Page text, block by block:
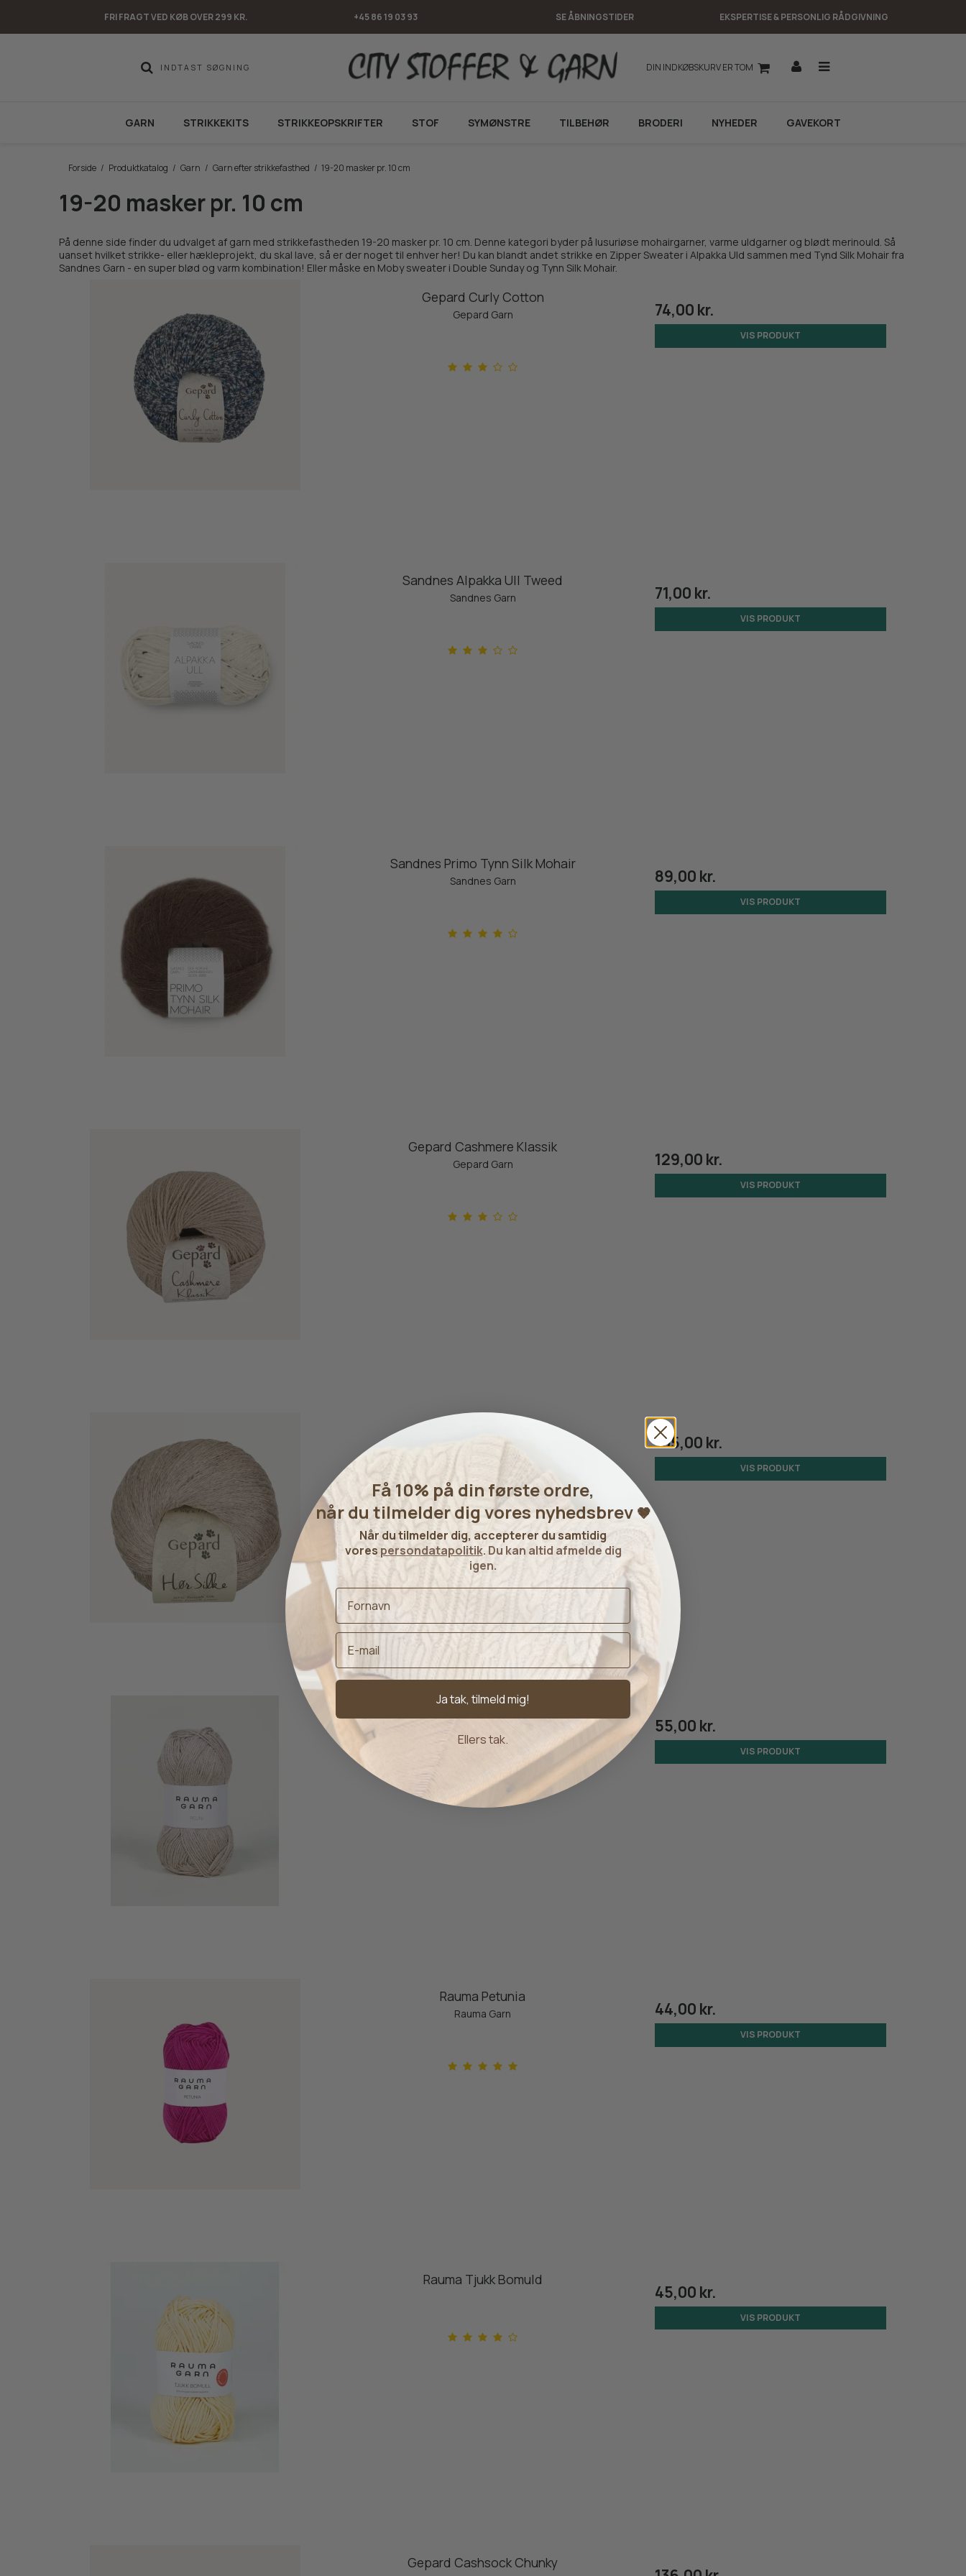
FRI FRAGT VED KØB OVER 299 KR. +45 86 19 03 93 SE ÅBNINGSTIDER EKSPERTISE & PERSONLIG RÅDGIVNING
DIN INDKØBSKURV ER TOM
GARN STRIKKEKITS STRIKKEOPSKRIFTER STOF SYMØNSTRE TILBEHØR BRODERI NYHEDER GAVEKORT
Forside / Produktkatalog / Garn / Garn efter strikkefasthed / 19-20 masker pr. 10 cm
19-20 masker pr. 10 cm
På denne side finder du udvalget af garn med strikkefastheden 19-20 masker pr. 10 cm. Denne kategori byder på lusuriøse mohairgarner, varme uldgarner og blødt merinould. Så
uanset hvilket strikke- eller hækleprojekt, du skal lave, så er der noget til enhver her! Du kan blandt andet strikke en Zipper Sweater i Alpakka Uld sammen med Tynd Silk Mohair fra
Sandnes Garn - en super blød og varm kombination! Eller måske en Moby sweater i Double Sunday og Tynn Silk Mohair.
Gepard Curly Cotton
Gepard Garn 74,00 kr.
VIS PRODUKT
Sandnes Alpakka Ull Tweed
Sandnes Garn 71,00 kr.
VIS PRODUKT
Sandnes Primo Tynn Silk Mohair
Sandnes Garn 89,00 kr.
VIS PRODUKT
Gepard Cashmere Klassik
Gepard Garn 129,00 kr.
VIS PRODUKT
Gepard Garn 105,00 kr.
VIS PRODUKT
55,00 kr.
VIS PRODUKT
Rauma Petunia
Rauma Garn 44,00 kr.
VIS PRODUKT
Rauma Tjukk Bomuld
45,00 kr.
VIS PRODUKT
Gepard Cashsock Chunky
Få 10% på din første ordre,
når du tilmelder dig vores nyhedsbrev 🤎
Når du tilmelder dig, accepterer du samtidig
vores persondatapolitik. Du kan altid afmelde dig
igen.
Ja tak, tilmeld mig!
Ellers tak.